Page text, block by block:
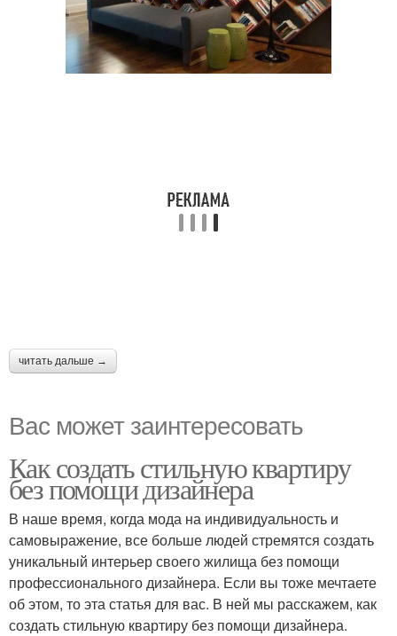
читать дальше →
Вас может заинтересовать
Как создать стильную квартиру
без помощи дизайнера
В наше время, когда мода на индивидуальность и
самовыражение, все больше людей стремятся создать
уникальный интерьер своего жилища без помощи
профессионального дизайнера. Если вы тоже мечтаете
об этом, то эта статья для вас. В ней мы расскажем, как
создать стильную квартиру без помощи дизайнера.